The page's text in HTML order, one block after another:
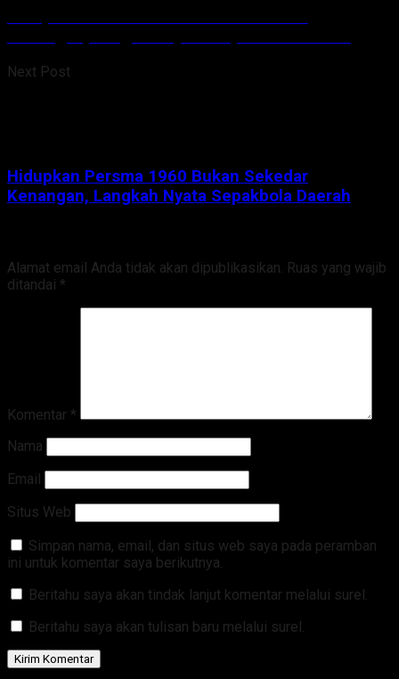
Next Post
Hidupkan Persma 1960 Bukan Sekedar
Kenangan, Langkah Nyata Sepakbola Daerah
Alamat email Anda tidak akan dipublikasikan. Ruas yang wajib
ditandai *
Komentar *
Nama
Email
Situs Web
Simpan nama, email, dan situs web saya pada peramban
ini untuk komentar saya berikutnya.
Beritahu saya akan tindak lanjut komentar melalui surel.
Beritahu saya akan tulisan baru melalui surel.